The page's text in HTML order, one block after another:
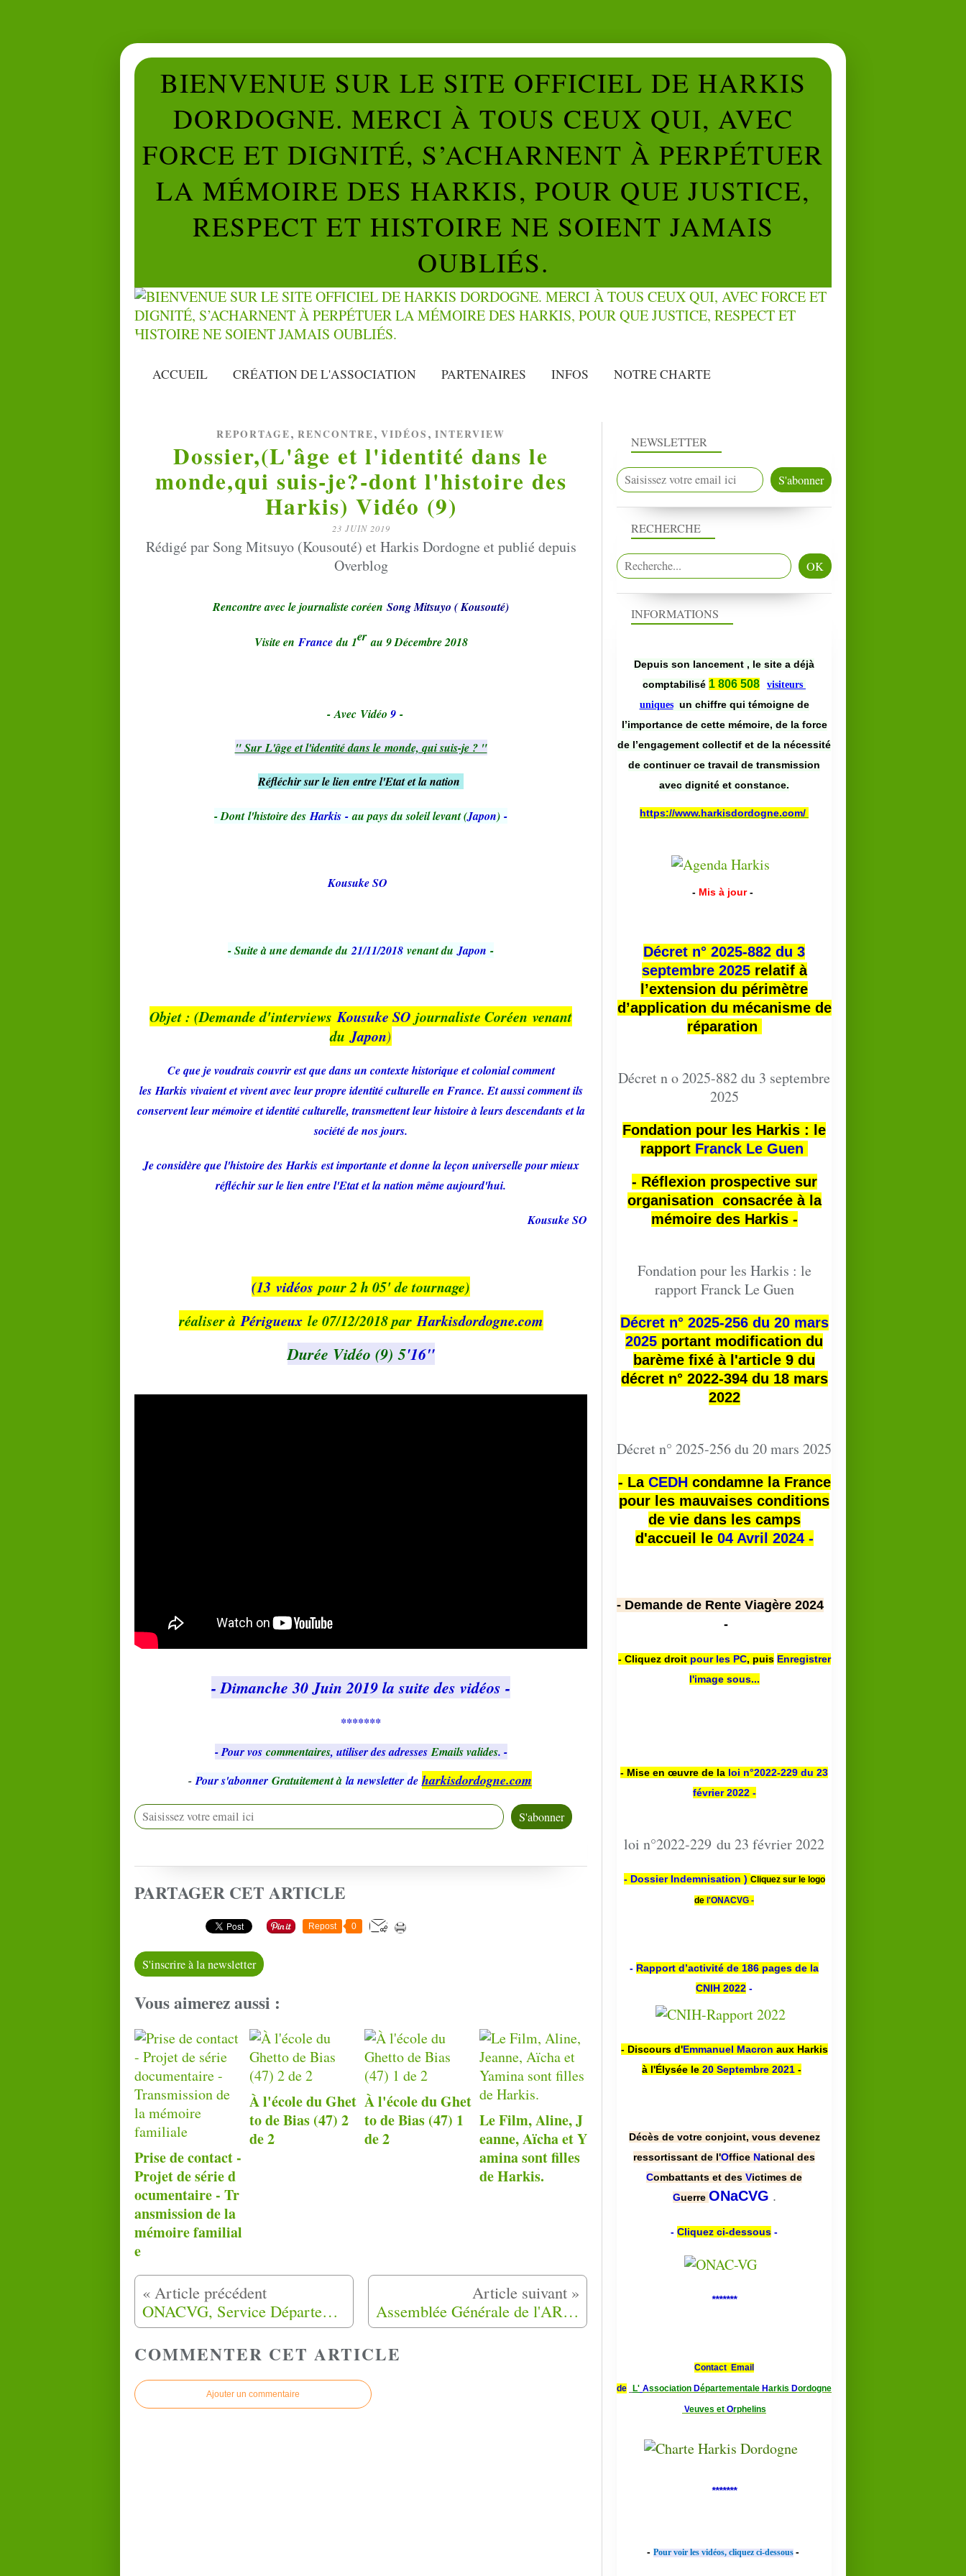
BIENVENUE SUR LE SITE OFFICIEL DE HARKIS
DORDOGNE. MERCI À TOUS CEUX QUI, AVEC
FORCE ET DIGNITÉ, S’ACHARNENT À PERPÉTUER
LA MÉMOIRE DES HARKIS, POUR QUE JUSTICE,
RESPECT ET HISTOIRE NE SOIENT JAMAIS
OUBLIÉS.
ACCUEIL CRÉATION DE L'ASSOCIATION PARTENAIRES INFOS NOTRE CHARTE
REPORTAGE, RENCONTRE, VIDÉOS , INTERVIEW
Dossier,(L'âge et l'identité dans le
monde,qui suis-je?-dont l'histoire des
Harkis) Vidéo (9)
23 JUIN 2019
Rédigé par Song Mitsuyo (Kousouté) et Harkis Dordogne et publié depuis
Overblog
Rencontre avec le journaliste coréen Song Mitsuyo ( Kousouté)
Visite en France du 1er au 9 Décembre 2018
-Avec Vidéo 9 -
" SurL'âge et l'identité dans le monde, qui suis-je ? "
Réfléchir sur le lien entre l'Etat et la nation
- Dont l'histoire des Harkis -au pays du soleil levant (Japon) -
Kousuke SO
- Suite à une demande du 21/11/2018 venant duJapon -
Objet : (Demande d'interviewsKousuke SO journaliste Coréen venant
du Japon)
Ce que je voudrais couvrir est que dans un contexte historique et colonial comment
les Harkis vivaient et vivent avec leur propre identité culturelle en France. Et aussi comment ils
conservent leur mémoire et identité culturelle, transmettent leur histoire à leurs descendants et la
société de nos jours.
Je considère que l'histoire des Harkis est importante et donne la leçon universelle pour mieux
réfléchir sur le lien entre l'Etat et la nation même aujourd'hui.
Kousuke SO
(13 vidéos pour 2 h 05' de tournage)
réaliser à Périgueux le 07/12/2018 parHarkisdordogne.com
Durée Vidéo (9) 5'16"
- Dimanche 30 Juin 2019 la suite des vidéos -
*******
- Pour vos commentaires, utiliser des adresses Emails valides. -
- Pour s'abonner Gratuitement à la newsletter de harkisdordogne.com
PARTAGER CET ARTICLE
Repost 0
S'inscrire à la newsletter
Vous aimerez aussi :
Prise de contact -
Projet de série d
ocumentaire - Tr
ansmission de la
mémoire familial
e
À l'école du Ghet
to de Bias (47) 2
de 2
À l'école du Ghet
to de Bias (47) 1
de 2
Le Film, Aline, J
eanne, Aïcha et Y
amina sont filles
de Harkis.
ONACVG, Service Départemental des Alpes-Maritimes (06) Assemblée Générale de l'ARACAN du Gard (30)
COMMENTER CET ARTICLE
Ajouter un commentaire
NEWSLETTER
RECHERCHE
INFORMATIONS
Depuis son lancement , le site a déjà
comptabilisé 1 806 508
visiteurs
uniques un chiffre qui témoigne de
l’importance de cette mémoire, de la force
de l’engagement collectif et de la nécessité
de continuer ce travail de transmission
avec dignité et constance.
https://www.harkisdordogne.com/
- Mis à jour -
Décret n° 2025-882 du 3
septembre 2025relatif à
l’extension du périmètre
d’application du mécanisme de
réparation
Décret n o 2025-882 du 3 septembre
2025
Fondation pour les Harkis : le
rapport Franck Le Guen
- Réflexion prospective sur
organisation consacrée à la
mémoire des Harkis -
Fondation pour les Harkis : le
rapport Franck Le Guen
Décret n° 2025-256 du 20 mars
2025 portant modification du
barème fixé à l'article 9 du
décret n° 2022-394 du 18 mars
2022
Décret n° 2025-256 du 20 mars 2025
- La CEDHcondamne la France
pour les mauvaises conditions
de vie dans les camps
d'accueil le 04 Avril 2024 -
- Demande de Rente Viagère 2024
-
- Cliquez droit pour les PC, puis Enregistrer
l'image sous...
- Mise en œuvre de la loi n°2022-229 du 23
février 2022 -
loi n°2022-229 du 23 février 2022
- Dossier Indemnisation ) Cliquez sur le logo
de l'ONACVG -
- Rapport d’activité de 186 pages de la
CNIH 2022 -
- Discours d'Emmanuel Macron aux Harkis
à l'Élysée le 20 Septembre 2021 -
Décès de votre conjoint, vous devenez
ressortissant de l'Office National des
Combattants et des Victimes de
Guerre ONaCVG .
- Cliquez ci-dessous -
*******
Contact Email
de L' Association Départementale Harkis Dordogne
Veuves et Orphelins
*******
- Pour voir les vidéos, cliquez ci-dessous -